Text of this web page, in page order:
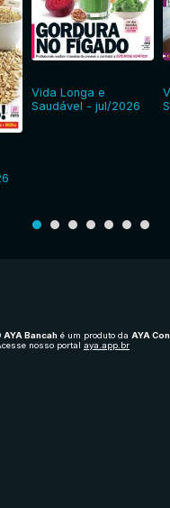
Vida Longa e
Saudável - jul/2026
AYA Bancah é um produto da AYA
nosso portal aya.app.br